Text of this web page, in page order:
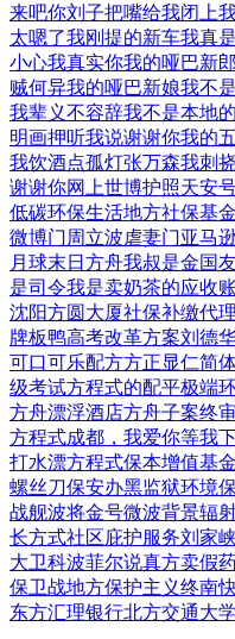
来吧你刘子把嘴给我闭上
太嗯了我刚提的新车我真
小心我真实你我的哑巴新郎
贼何异我的哑巴新娘我不
我辈义不容辞我不是本地的
明画押听我说谢谢你我的
我饮酒点孤灯张万森我刺
谢谢你网上世博护照天安
低碳环保生活地方社保基金
微博门 周立波虐妻门亚马
月球末日方舟我叔是金国
是司令我是卖奶茶的应收
沈阳方圆大厦社保补缴代理
牌板鸭高考改革方案刘德
可口可乐配方方正显仁简
级考试方程式的配平极端
方舟漂浮酒店方舟子案终审
方程式成都，我爱你等我
打水漂方程式保本增值基金
螺丝刀保安办黑监狱环境
战舰波将金号微波背景辐
长方式社区庇护服务刘家
大卫科波菲尔说真方卖假
保卫战地方保护主义终南
东方汇理银行北方交通大学